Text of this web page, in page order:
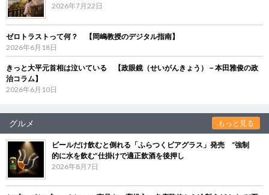
2026年7月22日
ゼロトラストって何？ 【岡嶋教授のデジタル指南】
2026年6月18日
きっと大平元首相は泣いている 【政眼鏡（せいがんきょう）－本田雅俊の政
治コラム】
2026年6月10日
グルメ もっと見る
ビールだけ飲むと倒れる「ふらつくビアグラス」発売 “強制
的に水を飲む”仕掛けで適正飲酒を後押し
2026年8月7日